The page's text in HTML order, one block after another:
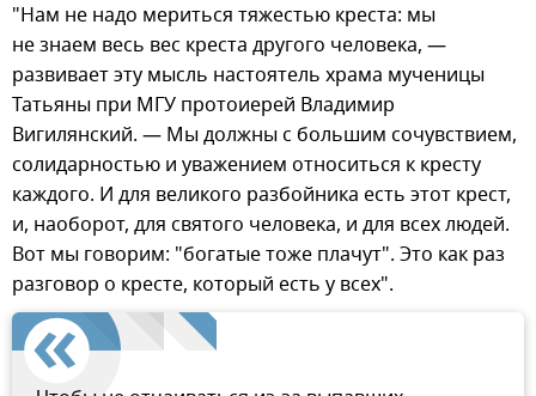
"Нам не надо мериться тяжестью креста: мы
не знаем весь вес креста другого человека, —
развивает эту мысль настоятель храма мученицы
Татьяны при МГУ протоиерей Владимир
Вигилянский. — Мы должны с большим сочувствием,
солидарностью и уважением относиться к кресту
каждого. И для великого разбойника есть этот крест,
и, наоборот, для святого человека, и для всех людей.
Вот мы говорим: "богатые тоже плачут". Это как раз
разговор о кресте, который есть у всех".